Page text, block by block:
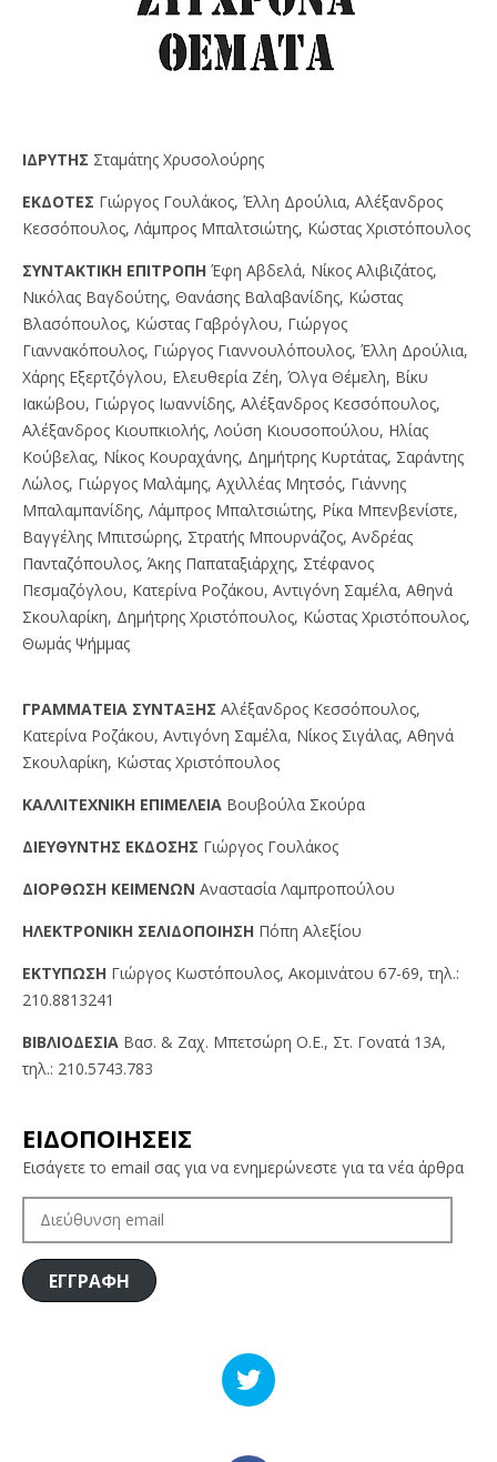
IΔPYTHΣ Σταμάτης Χρυσολούρης
EKΔOTEΣ Γιώργος Γουλάκος, Έλλη Δρούλια, Αλέξανδρος
Κεσσόπουλος, Λάμπρος Μπαλτσιώτης, Κώστας Χριστόπουλος
ΣYNTAKTIKH EΠITPOΠH Έφη Αβδελά, Νίκος Αλιβιζάτος,
Νικόλας Βαγδούτης, Θανάσης Βαλαβανίδης, Κώστας
Βλασόπουλος, Κώστας Γαβρόγλου, Γιώργος
Γιαννακόπουλος, Γιώργος Γιαννουλόπουλος, Έλλη Δρούλια,
Χάρης Εξερτζόγλου, Ελευθερία Ζέη, Όλγα Θέμελη, Βίκυ
Ιακώβου, Γιώργος Ιωαννίδης, Αλέξανδρος Κεσσόπουλος,
Αλέξανδρος Κιουπκιολής, Λούση Κιουσοπούλου, Ηλίας
Κούβελας, Νίκος Κουραχάνης, Δημήτρης Κυρτάτας, Σαράντης
Λώλος, Γιώργος Μαλάμης, Αχιλλέας Μητσός, Γιάννης
Μπαλαμπανίδης, Λάμπρος Μπαλτσιώτης, Ρίκα Μπενβενίστε,
Βαγγέλης Μπιτσώρης, Στρατής Μπουρνάζος, Ανδρέας
Πανταζόπουλος, Άκης Παπαταξιάρχης, Στέφανος
Πεσμαζόγλου, Κατερίνα Ροζάκου, Αντιγόνη Σαμέλα, Αθηνά
Σκουλαρίκη, Δημήτρης Χριστόπουλος, Κώστας Χριστόπουλος,
Θωμάς Ψήμμας
ΓPAMMATEIA ΣYNTAΞHΣ Αλέξανδρος Κεσσόπουλος,
Κατερίνα Ροζάκου, Αντιγόνη Σαμέλα, Νίκος Σιγάλας, Αθηνά
Σκουλαρίκη, Κώστας Χριστόπουλος
KAΛΛITEXNIKH EΠIMEΛEIA Βουβούλα Σκούρα
ΔIEYΘYNTHΣ EKΔOΣHΣ Γιώργος Γουλάκος
ΔIOPΘΩΣH KEIMENΩN Αναστασία Λαμπροπούλου
HΛEKTPONIKH ΣEΛIΔOΠOIHΣH Πόπη Αλεξίου
EKTYΠΩΣH Γιώργος Kωστόπουλος, Aκομινάτου 67-69, τηλ.:
210.8813241
BIBΛIOΔEΣIA Βασ. & Ζαχ. Μπετσώρη O.Ε., Στ. Γονατά 13A,
τηλ.: 210.5743.783
ΕΙΔΟΠΟΙΗΣΕΙΣ
Εισάγετε το email σας για να ενημερώνεστε για τα νέα άρθρα
ΔΙΕΎΘΥΝΣΗ
ΕΓΓΡΑΦΗ